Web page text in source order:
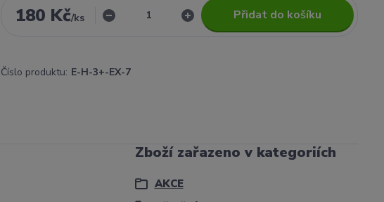
180 Kč/ks Přidat do košíku
Číslo produktu: E-H-3+-EX-7
Zboží zařazeno v kategoriích
AKCE